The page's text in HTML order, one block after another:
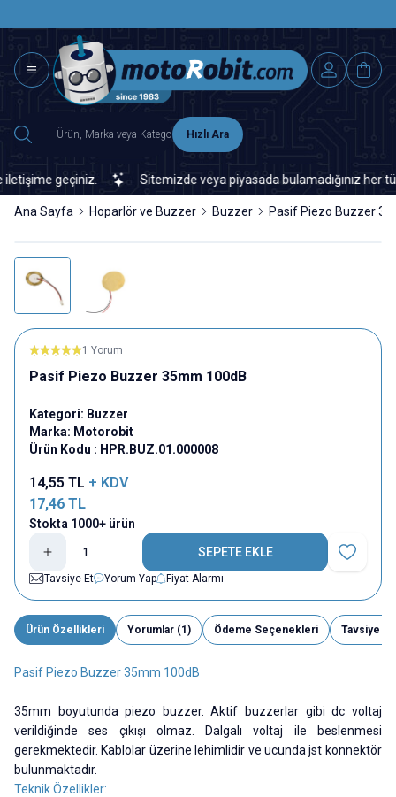
Hızlı Ara
geçiniz. Sitemizde veya piyasada bulamadığınız her
Ana Sayfa Hoparlör ve Buzzer Buzzer Pasif Piezo Buzzer
1 Yorum
Pasif Piezo Buzzer 35mm 100dB
Kategori: Buzzer
Marka: Motorobit
Ürün Kodu : HPR.BUZ.01.000008
14,55 TL + KDV
17,46 TL
Stokta 1000+ ürün
SEPETE EKLE
Favoriye
Tavsiye Et
Yorum Yap Fiyat Alarmı
Ürün Özellikleri Yorumlar (1) Ödeme Seçenekleri Tavsiye Et
Pasif Piezo Buzzer 35mm 100dB
35mm boyutunda piezo buzzer. Aktif buzzerlar gibi dc voltaj
verildiğinde ses çıkışı olmaz. Dalgalı voltaj ile beslenmesi
gerekmektedir. Kablolar üzerine lehimlidir ve ucunda jst konnektör
bulunmaktadır.
Teknik Özellikler: